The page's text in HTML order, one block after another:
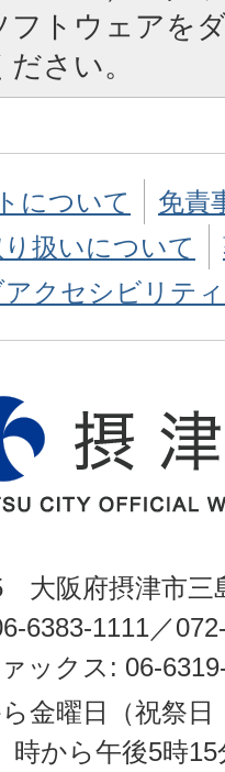
フトウェアを
さい。
について
免責
扱いについて
アクセシビリテ
大阪府摂津市三
6383-1111／
ックス: 06-
ら金曜日（祝祭
時から午後5時15